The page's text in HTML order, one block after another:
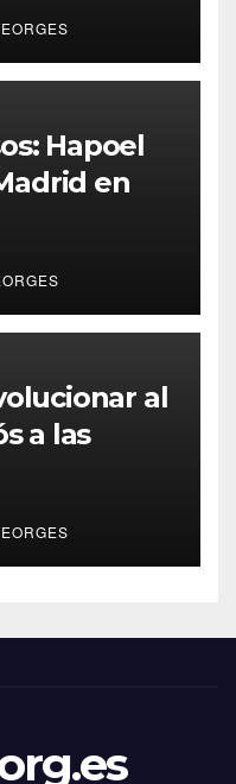
Hapoel
en
al
a las